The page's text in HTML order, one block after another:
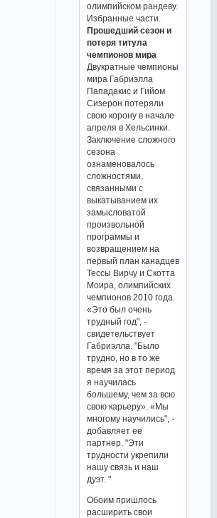
олимпийском рандеву.
Избранные части.
Прошедший сезон и
потеря титула
чемпионов мира
Двукратные чемпионы
мира Габриэлла
Пападакис и Гийом
Сизерон потеряли
свою корону в начале
апреля в Хельсинки.
Заключение сложного
сезона
ознаменовалось
сложностями,
связанными с
выкатыванием их
замысловатой
произвольной
программы и
возвращением на
первый план канадцев
Тессы Вирчу и Скотта
Моира, олимпийских
чемпионов 2010 года.
«Это был очень
трудный год", -
свидетельствует
Габриэлла. "Было
трудно, но в то же
время за этот период
я научилась
большему, чем за всю
свою карьеру». «Мы
многому научились", -
добавляет ее
партнер. "Эти
трудности укрепили
нашу связь и наш
дуэт. "
Обоим пришлось
расширить свои